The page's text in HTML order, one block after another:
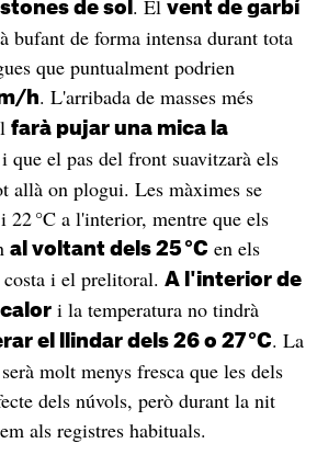
de sol . El vent de garbí
bufant de forma intensa durant tota
que puntualment podrien
h. L'arribada de masses més
farà pujar una mica la
que el pas del front suavitzarà els
allà on plogui. Les màximes se
22 °C a l'interior, mentre que els
al voltant dels 25 °C en els
i el prelitoral. A l'interior de
i la temperatura no tindrà
el llindar dels 26 o 27 °C. La
molt menys fresca que les dels
dels núvols, però durant la nit
als registres habituals.